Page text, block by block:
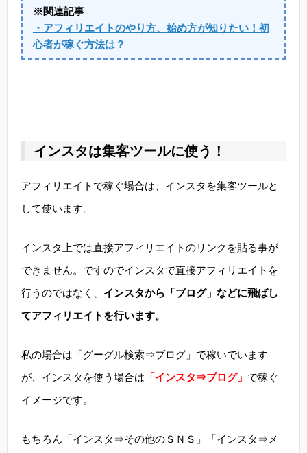
※関連記事
・アフィリエイトのやり方、始め方が知りたい！初
心者が稼ぐ方法は？
インスタは集客ツールに使う！
アフィリエイトで稼ぐ場合は、インスタを集客ツールと
して使います。
インスタ上では直接アフィリエイトのリンクを貼る事が
できません。ですのでインスタで直接アフィリエイトを
行うのではなく、 インスタから「ブログ」などに飛ばし
てアフィリエイトを行います。
私の場合は「グーグル検索⇒ブログ」で稼いでいます
が、インスタを使う場合は 「インスタ⇒ブログ」 で稼ぐ
イメージです。
もちろん「インスタ⇒その他のＳＮＳ」「インスタ⇒メ